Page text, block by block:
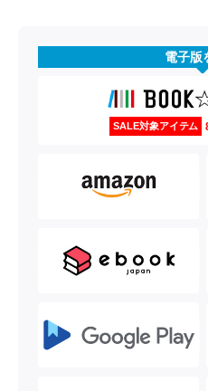
電子版
SALE対象アイテム